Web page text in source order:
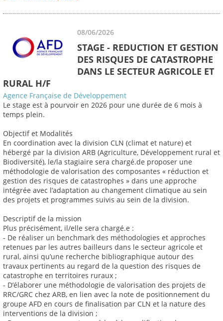
08/06/2026
STAGE - REDUCTION ET GESTION
DES RISQUES DE CATASTROPHE
DANS LE SECTEUR AGRICOLE ET
RURAL H/F
Agence Française de Développement
Le stage est à pourvoir en 2026 pour une durée de 6 mois à
temps plein.
Objectif et Modalités
En coordination avec la division CLN (climat et nature) et
hébergé par la division ARB (Agriculture, Développement rural et
Biodiversité), le/la stagiaire sera chargé.de proposer une
méthodologie de valorisation des composantes « réduction et
gestion des risques de catastrophes » dans une approche
intégrée avec l’adaptation au changement climatique au sein
des projets et programmes suivis au sein de la division.
Descriptif de la mission
Plus précisément, il/elle sera chargé.e :
- De réaliser un benchmark des méthodologies et approches
retenues par les autres bailleurs dans le secteur agricole et
rural, ainsi qu’une recherche bibliographique autour des
travaux pertinents au regard de la question des risques de
catastrophe en territoires ruraux ;
- D’élaborer une méthodologie de valorisation des projets de
RRC/GRC chez ARB, en lien avec la note de positionnement du
groupe AFD en cours de finalisation par CLN et la nature des
interventions de la division ;